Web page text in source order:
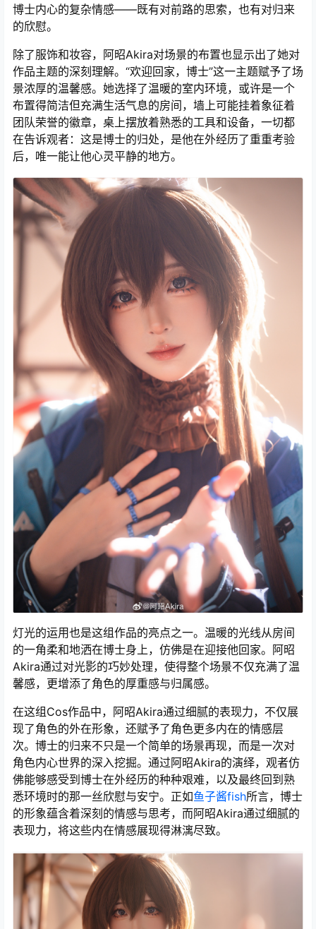
博士内心的复杂情感——既有对前路的思索，也有对归来
的欣慰。
除了服饰和妆容，阿昭Akira对场景的布置也显示出了她对
作品主题的深刻理解。“欢迎回家，博士”这一主题赋予了场
景浓厚的温馨感。她选择了温暖的室内环境，或许是一个
布置得简洁但充满生活气息的房间，墙上可能挂着象征着
团队荣誉的徽章，桌上摆放着熟悉的工具和设备，一切都
在告诉观者：这是博士的归处，是他在外经历了重重考验
后，唯一能让他心灵平静的地方。
灯光的运用也是这组作品的亮点之一。温暖的光线从房间
的一角柔和地洒在博士身上，仿佛是在迎接他回家。阿昭
Akira通过对光影的巧妙处理，使得整个场景不仅充满了温
馨感，更增添了角色的厚重感与归属感。
在这组Cos作品中，阿昭Akira通过细腻的表现力，不仅展
现了角色的外在形象，还赋予了角色更多内在的情感层
次。博士的归来不只是一个简单的场景再现，而是一次对
角色内心世界的深入挖掘。通过阿昭Akira的演绎，观者仿
佛能够感受到博士在外经历的种种艰难，以及最终回到熟
悉环境时的那一丝欣慰与安宁。正如鱼子酱fish所言，博士
的形象蕴含着深刻的情感与思考，而阿昭Akira通过细腻的
表现力，将这些内在情感展现得淋漓尽致。